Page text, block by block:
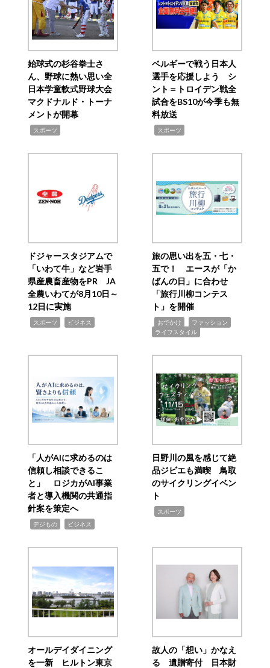
始球式の杉谷拳士さ
ん、野球に熱い思い全
日本学童軟式野球大会
マクドナルド・トーナ
メントが開幕
スポーツ
ベルギーで戦う日本人
選手を応援しよう シ
ント＝トロイデン戦全
試合をBS10が今季も無
料放送
スポーツ
ドジャースタジアムで
「いわて牛」など岩手
県産農畜産物をPR JA
全農いわてが8月10日～
12日に実施
スポーツ ビジネス
旅の思い出を五・七・
五で！ エースが「か
ばんの日」に合わせ
「旅行川柳コンテス
ト」を開催
おでかけ ファッション
ライフスタイル
「人がAIに求めるのは
信頼し相談できるこ
と」 ロジカがAI事業
者と導入機関の共通指
針案を策定へ
デジもの ビジネス
日野川の風を感じて絶
品ジビエも満喫 鳥取
のサイクリングイベン
ト
スポーツ
オールデイダイニング
を一新 ヒルトン東京
故人の「想い」かなえ
る 遺贈寄付 日本財